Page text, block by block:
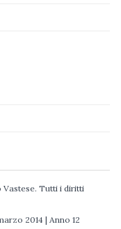
Tutti i diritti
2014 | Anno 12